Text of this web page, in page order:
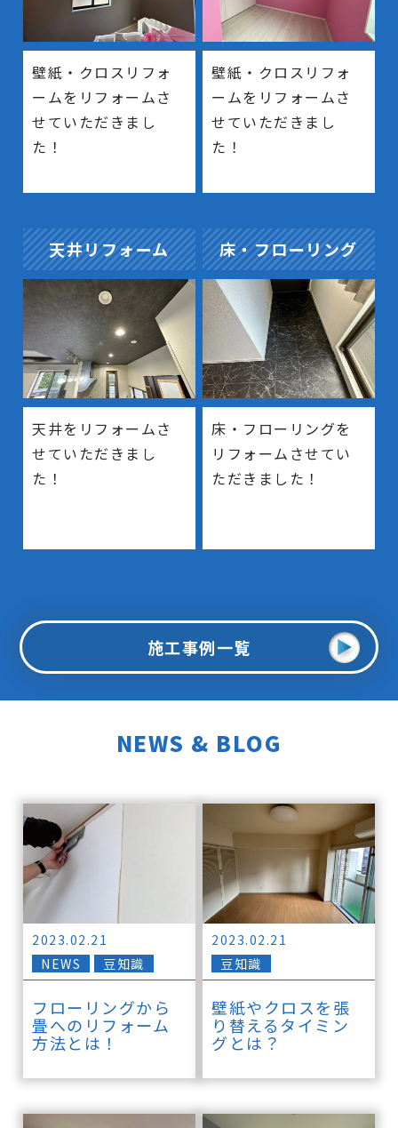
壁紙・クロスリフォ
ームをリフォームさ
せていただきまし
た！
壁紙・クロスリフォ
ームをリフォームさ
せていただきまし
た！
天井リフォーム
天井をリフォームさ
せていただきまし
た！
床・フローリング
床・フローリングを
リフォームさせてい
ただきました！
施工事例一覧
NEWS & BLOG
2023.02.21
NEWS
豆知識
フローリングから
畳へのリフォーム
方法とは！
2023.02.21
豆知識
壁紙やクロスを張
り替えるタイミン
グとは？